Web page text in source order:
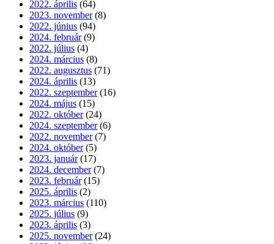
2022. április (64)
2023. november (8)
2022. június (94)
2024. február (9)
2022. július (4)
2024. március (8)
2022. augusztus (71)
2024. április (13)
2022. szeptember (16)
2024. május (15)
2022. október (24)
2024. szeptember (6)
2022. november (7)
2024. október (5)
2023. január (17)
2024. december (7)
2023. február (15)
2025. április (2)
2023. március (110)
2025. július (9)
2023. április (3)
2025. november (24)